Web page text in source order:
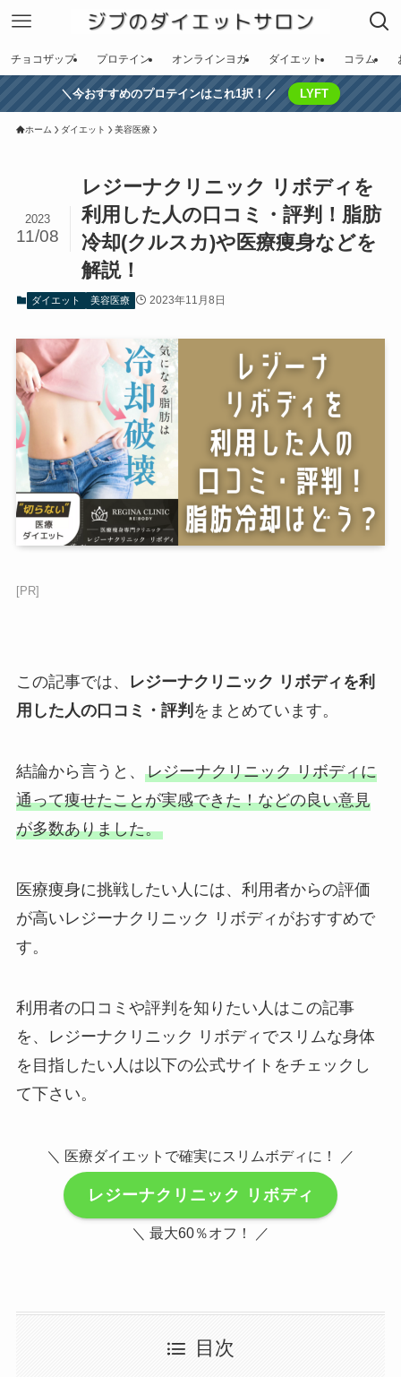
チョコザップ プロテイン オンラインヨガ ダイエット コラム
＼今おすすめのプロテインはこれ1択！／ LYFT
ホーム ダイエット 美容医療
レジーナクリニック リボディを
利用した人の口コミ・評判！脂肪
冷却(クルスカ)や医療痩身などを
解説！
2023
11/08
ダイエット 美容医療 2023年11月8日
[PR]
この記事では、
レジーナクリニック リボディを利
用した人の口コミ・評判 をまとめています。
結論から言うと、 レジーナクリニック リボディに
通って痩せたことが実感できた！などの良い意見
が多数ありました。
医療痩身に挑戦したい人には、利用者からの評価
が高いレジーナクリニック リボディがおすすめで
す。
利用者の口コミや評判を知りたい人はこの記事
を、レジーナクリニック リボディでスリムな身体
を目指したい人は以下の公式サイトをチェックし
て下さい。
＼ 医療ダイエットで確実にスリムボディに！ ／
レジーナクリニック リボディ
＼ 最大60％オフ！ ／
目次